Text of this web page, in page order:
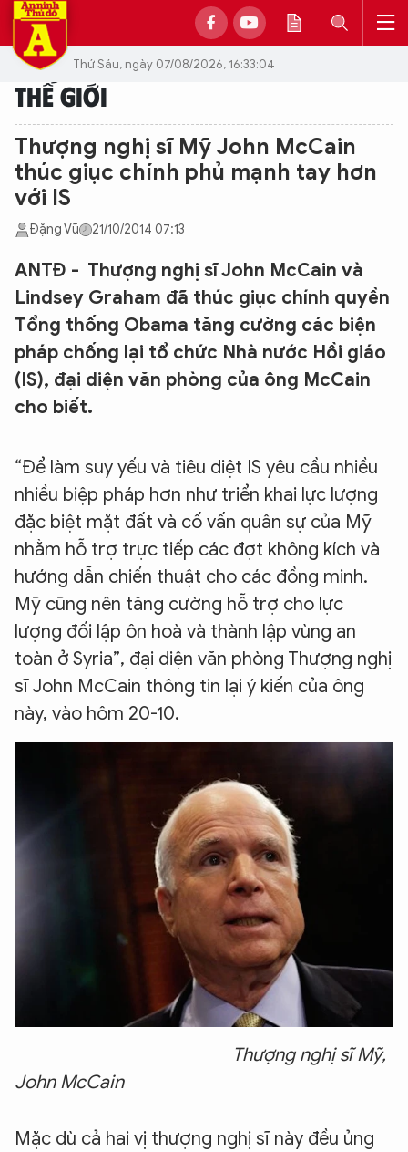
Thứ Sáu, ngày 07/08/2026, 16:33:04
THẾ GIỚI
Thượng nghị sĩ Mỹ John McCain
thúc giục chính phủ mạnh tay hơn
với IS
Đặng Vũ 21/10/2014 07:13
ANTĐ - Thượng nghị sĩ John McCain và
Lindsey Graham đã thúc giục chính quyền
Tổng thống Obama tăng cường các biện
pháp chống lại tổ chức Nhà nước Hồi giáo
(IS), đại diện văn phòng của ông McCain
cho biết.
“Để làm suy yếu và tiêu diệt IS yêu cầu nhiều
nhiều biệp pháp hơn như triển khai lực lượng
đặc biệt mặt đất và cố vấn quân sự của Mỹ
nhằm hỗ trợ trực tiếp các đợt không kích và
hướng dẫn chiến thuật cho các đồng minh.
Mỹ cũng nên tăng cường hỗ trợ cho lực
lượng đối lập ôn hoà và thành lập vùng an
toàn ở Syria”, đại diện văn phòng Thượng nghị
sĩ John McCain thông tin lại ý kiến của ông
này, vào hôm 20-10.
Thượng nghị sĩ Mỹ,
John McCain
Mặc dù cả hai vị thượng nghị sĩ này đều ủng